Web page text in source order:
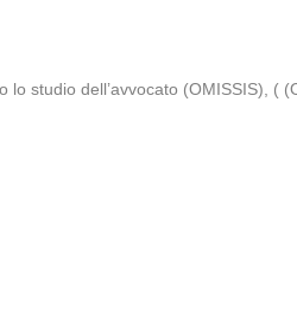
studio dell’avvocato (OMISSIS), (